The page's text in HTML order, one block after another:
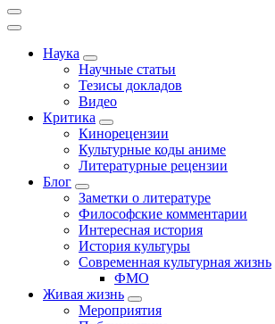
Наука
Научные статьи
Тезисы докладов
Видео
Критика
Кинорецензии
Культурные коды аниме
Литературные рецензии
Блог
Заметки о литературе
Философские комментарии
Интересная история
История культуры
Современная культурная жизнь
ФМО
Живая жизнь
Мероприятия